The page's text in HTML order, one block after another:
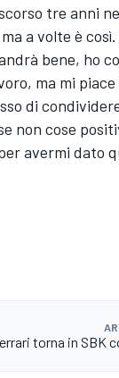
tre anni
a volte è
bene, ho
ma mi
di
non cose
avermi dato
torna in SBK